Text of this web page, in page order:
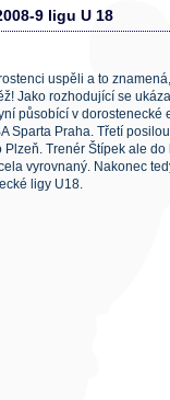
9 ligu U 18
uspěli a to
Jako rozhodující se
působící v dorostenecké
Sparta Praha. Třetí
Trenér Štípek ale
vyrovnaný. Nakonec
ligy U18.